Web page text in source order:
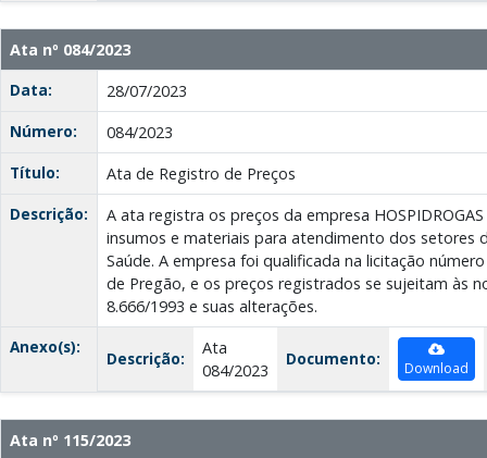
Ata nº 084/2023
Data:
28/07/2023
Número:
084/2023
Título:
Ata de Registro de Preços
Descrição:
A ata registra os preços da empresa
insumos e materiais para atendimento dos setores
Saúde. A empresa foi qualificada na licitação
de Pregão, e os preços registrados se sujeitam às
8.666/1993 e suas alterações.
Anexo(s):
Descrição:
Ata
084/2023
Documento: Download
Ata nº 115/2023